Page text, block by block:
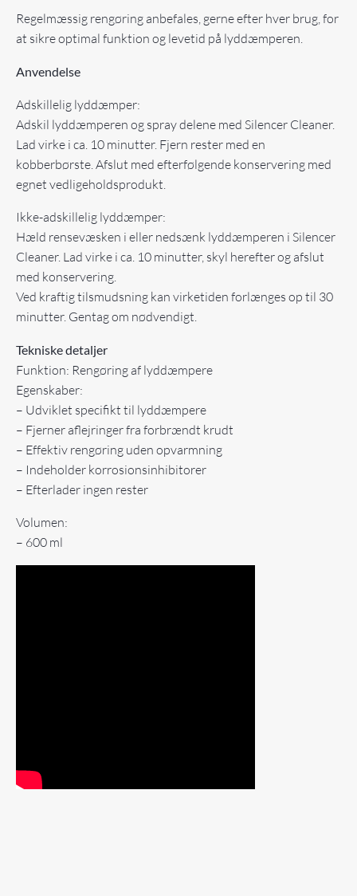
Regelmæssig rengøring anbefales, gerne efter hver brug, for
at sikre optimal funktion og levetid på lyddæmperen.
Anvendelse
Adskillelig lyddæmper:
Adskil lyddæmperen og spray delene med Silencer Cleaner.
Lad virke i ca. 10 minutter. Fjern rester med en
kobberbørste. Afslut med efterfølgende konservering med
egnet vedligeholdsprodukt.
Ikke-adskillelig lyddæmper:
Hæld rensevæsken i eller nedsænk lyddæmperen i Silencer
Cleaner. Lad virke i ca. 10 minutter, skyl herefter og afslut
med konservering.
Ved kraftig tilsmudsning kan virketiden forlænges op til 30
minutter. Gentag om nødvendigt.
Tekniske detaljer
Funktion: Rengøring af lyddæmpere
Egenskaber:
– Udviklet specifikt til lyddæmpere
– Fjerner aflejringer fra forbrændt krudt
– Effektiv rengøring uden opvarmning
– Indeholder korrosionsinhibitorer
– Efterlader ingen rester
Volumen:
– 600 ml